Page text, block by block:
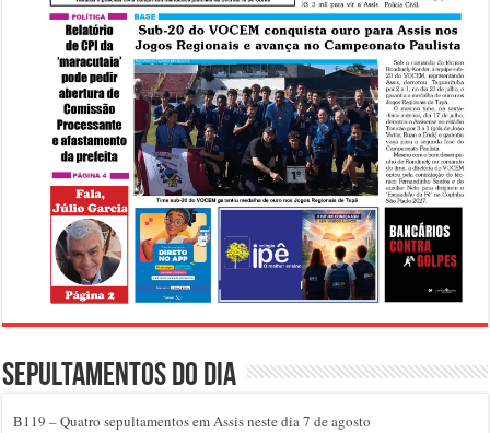
Sepultamentos do dia
B119 – Quatro sepultamentos em Assis neste dia 7 de agosto